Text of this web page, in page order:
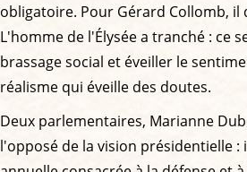
obligatoire. Pour Gérard Collomb,
L'homme de l'Élysée a tranché : ce
brassage social et éveiller le
réalisme qui éveille des doutes.
Deux parlementaires, Marianne
l'opposé de la vision présidentielle